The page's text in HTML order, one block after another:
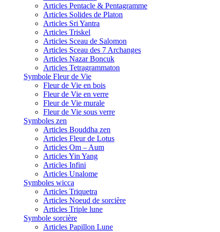
Articles Pentacle & Pentagramme
Articles Solides de Platon
Articles Sri Yantra
Articles Triskel
Articles Sceau de Salomon
Articles Sceau des 7 Archanges
Articles Nazar Boncuk
Articles Tetragrammaton
Symbole Fleur de Vie
Fleur de Vie en bois
Fleur de Vie en verre
Fleur de Vie murale
Fleur de Vie sous verre
Symboles zen
Articles Bouddha zen
Articles Fleur de Lotus
Articles Om – Aum
Articles Yin Yang
Articles Infini
Articles Unalome
Symboles wicca
Articles Triquetra
Articles Noeud de sorcière
Articles Triple lune
Symbole sorcière
Articles Papillon Lune